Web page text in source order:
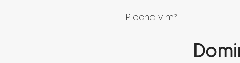
Plocha v m²: